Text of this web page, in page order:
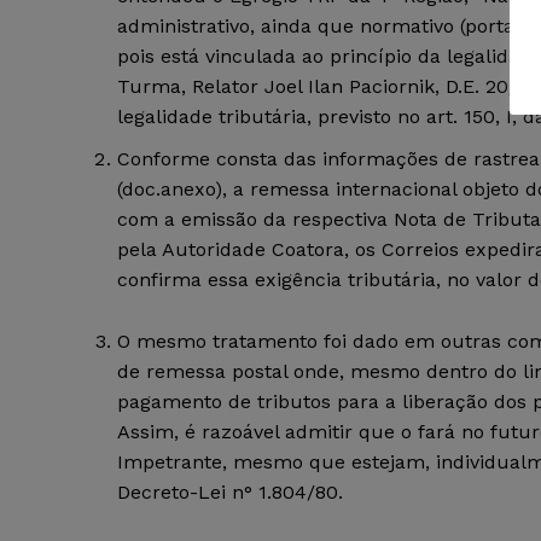
administrativo, ainda que normativo
pois está vinculada ao princípio da
Turma, Relator Joel Ilan Paciornik, D.E. 20/
legalidade tributária, previsto no art. 150, I,
Conforme consta das informações de
(doc.anexo), a remessa internacional objeto
com a emissão da respectiva Nota de
pela Autoridade Coatora, os Correios
confirma essa exigência tributária, no valor
O mesmo tratamento foi dado em outras
de remessa postal onde, mesmo dentro do
pagamento de tributos para a liberação dos
Assim, é razoável admitir que o fará no
Impetrante, mesmo que estejam,
Decreto-Lei n° 1.804/80.